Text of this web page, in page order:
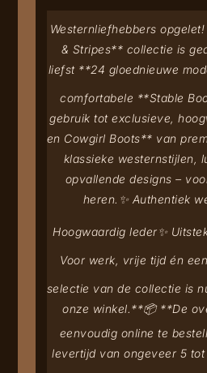
Westernliefhebbers
& Stripes** collectie is
liefst **24 gloednieuwe
comfortabele **Stable
gebruik tot exclusieve,
en Cowgirl Boots** van
klassieke westernstijlen,
opvallende designs –
heren. ✨ Authentiek
Hoogwaardig leder✨
Voor werk, vrije tijd én
selectie van de collectie is
onze winkel.**📦 **De
eenvoudig online te
levertijd van ongeveer 5